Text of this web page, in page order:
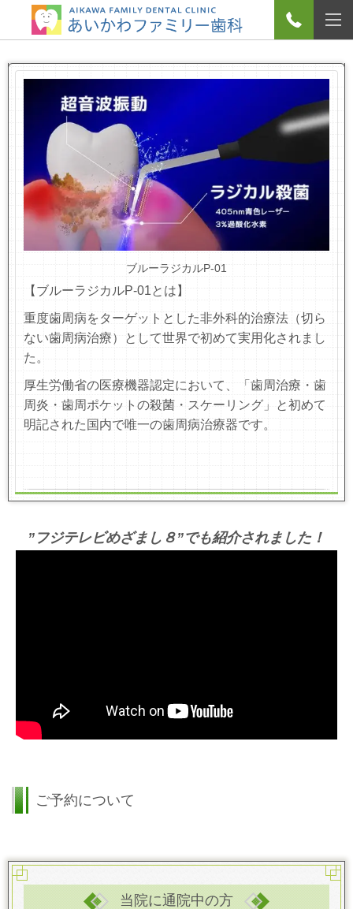
ブルーラジカルP-01
【ブルーラジカルP-01とは】
重度歯周病をターゲットとした非外科的治療法（切ら
ない歯周病治療）として世界で初めて実用化されまし
た。
厚生労働省の医療機器認定において、「歯周治療・歯
周炎・歯周ポケットの殺菌・スケーリング」と初めて
明記された国内で唯一の歯周病治療器です。
”フジテレビめざまし８”でも紹介されました！
ご予約について
当院に通院中の方